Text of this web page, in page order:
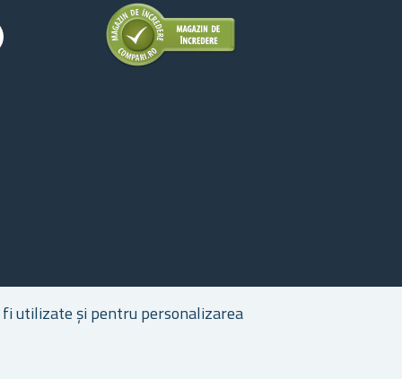
fi utilizate și pentru personalizarea